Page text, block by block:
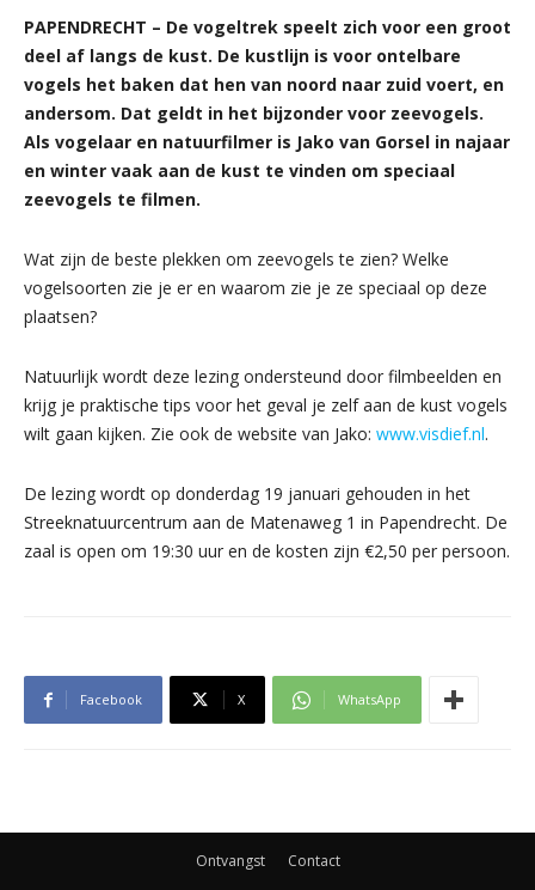
PAPENDRECHT – De vogeltrek speelt zich voor een groot
deel af langs de kust. De kustlijn is voor ontelbare
vogels het baken dat hen van noord naar zuid voert, en
andersom. Dat geldt in het bijzonder voor zeevogels.
Als vogelaar en natuurfilmer is Jako van Gorsel in najaar
en winter vaak aan de kust te vinden om speciaal
zeevogels te filmen.
Wat zijn de beste plekken om zeevogels te zien? Welke
vogelsoorten zie je er en waarom zie je ze speciaal op deze
plaatsen?
Natuurlijk wordt deze lezing ondersteund door filmbeelden en
krijg je praktische tips voor het geval je zelf aan de kust vogels
wilt gaan kijken. Zie ook de website van Jako: www.visdief.nl.
De lezing wordt op donderdag 19 januari gehouden in het
Streeknatuurcentrum aan de Matenaweg 1 in Papendrecht. De
zaal is open om 19:30 uur en de kosten zijn €2,50 per persoon.
Facebook X WhatsApp
Ontvangst Contact